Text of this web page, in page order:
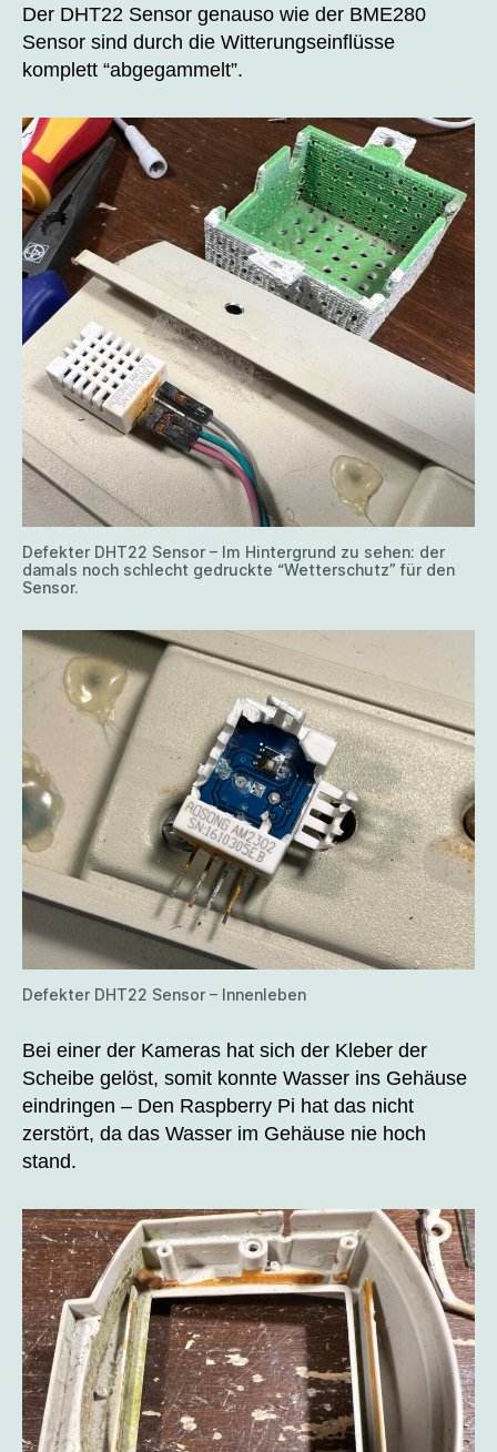
Der DHT22 Sensor genauso wie der BME280
Sensor sind durch die Witterungseinflüsse
komplett “abgegammelt”.
Defekter DHT22 Sensor – Im Hintergrund zu sehen: der
damals noch schlecht gedruckte “Wetterschutz” für den
Sensor.
Defekter DHT22 Sensor – Innenleben
Bei einer der Kameras hat sich der Kleber der
Scheibe gelöst, somit konnte Wasser ins Gehäuse
eindringen – Den Raspberry Pi hat das nicht
zerstört, da das Wasser im Gehäuse nie hoch
stand.